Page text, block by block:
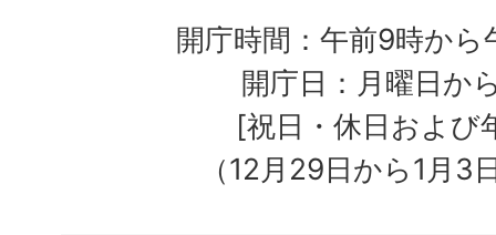
開庁時間：午前9時か
開庁日：月曜日か
[祝日・休日および
（12月29日から1月3